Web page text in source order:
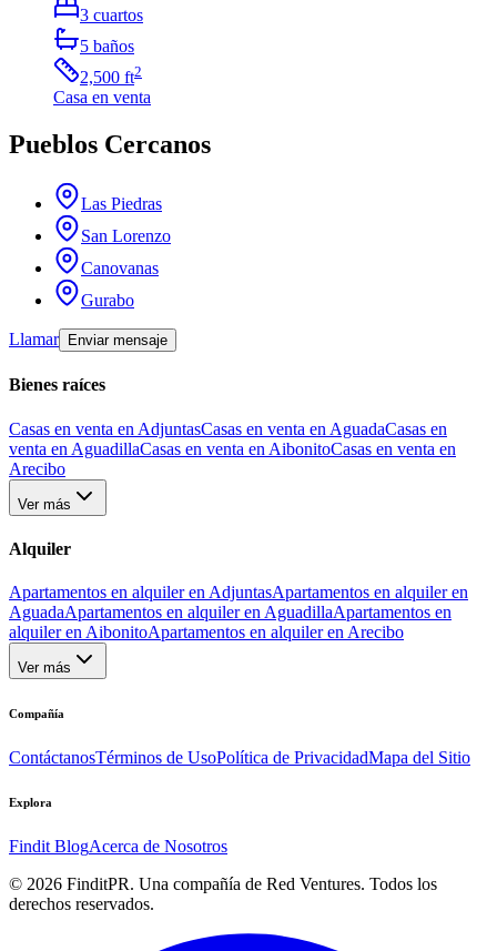
3 cuartos
5 baños
2,500 ft2
Casa en venta
Pueblos Cercanos
Las Piedras
San Lorenzo
Canovanas
Gurabo
Llamar Enviar mensaje
Bienes raíces
Casas en venta en AdjuntasCasas en venta en AguadaCasas en
venta en AguadillaCasas en venta en AibonitoCasas en venta en
Arecibo
Ver más
Alquiler
Apartamentos en alquiler en AdjuntasApartamentos en alquiler en
AguadaApartamentos en alquiler en AguadillaApartamentos en
alquiler en AibonitoApartamentos en alquiler en Arecibo
Ver más
Compañía
ContáctanosTérminos de UsoPolítica de PrivacidadMapa del Sitio
Explora
Findit BlogAcerca de Nosotros
© 2026 FinditPR. Una compañía de Red Ventures. Todos los
derechos reservados.